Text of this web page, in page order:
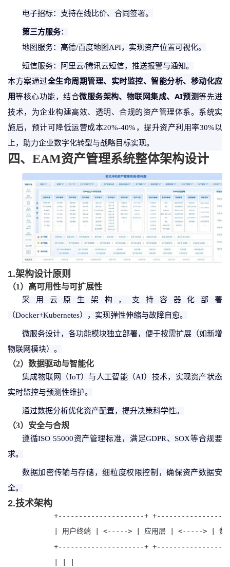
电子招标：支持在线比价、合同签署。
第三方服务：
地图服务：高德/百度地图API，实现资产位置可视化。
短信服务：阿里云/腾讯云短信，推送报警与通知。
本方案通过全生命周期管理、实时监控、智能分析、移动化应
用等核心功能，结合微服务架构、物联网集成、 AI预测等先进
技术，为企业构建高效、透明、合规的资产管理体系。系统实
施后，预计可降低运营成本20%-40%，提升资产利用率30%以
上，助力企业数字化转型与战略目标实现。
四、 EAM资产管理系统整体架构设计
1.架构设计原则
（1） 高可用性与可扩展性
采用云原生架构，支持容器化部署
（Docker+Kubernetes），实现弹性伸缩与故障自愈。
微服务设计，各功能模块独立部署，便于按需扩展（如新增
物联网模块）。
（2） 数据驱动与智能化
集成物联网（IoT）与人工智能（AI）技术，实现资产状态
实时监控与预测性维护。
通过数据分析优化资产配置，提升决策科学性。
（3） 安全与合规
遵循ISO 55000资产管理标准，满足GDPR、SOX等合规要
求。
数据加密传输与存储，细粒度权限控制，确保资产数据安
全。
2.技术架构
+---------------------+
| 用户终端 | <-----> | 应用层 | <-----> | 数
+---------------------+